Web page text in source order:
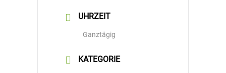
UHRZEIT
Ganztägig
KATEGORIE